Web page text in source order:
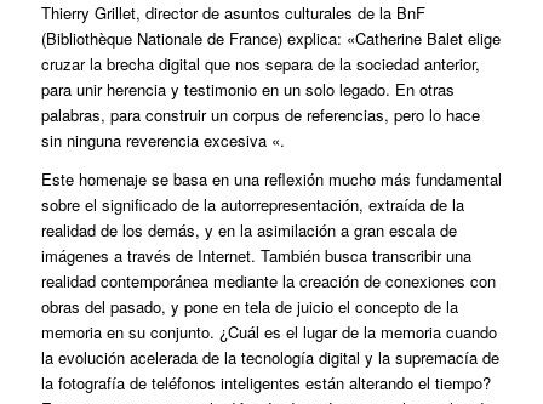
Thierry Grillet, director de asuntos culturales de la BnF
(Bibliothèque Nationale de France) explica: «Catherine Balet elige
cruzar la brecha digital que nos separa de la sociedad anterior,
para unir herencia y testimonio en un solo legado. En otras
palabras, para construir un corpus de referencias, pero lo hace
sin ninguna reverencia excesiva «.
Este homenaje se basa en una reflexión mucho más fundamental
sobre el significado de la autorrepresentación, extraída de la
realidad de los demás, y en la asimilación a gran escala de
imágenes a través de Internet. También busca transcribir una
realidad contemporánea mediante la creación de conexiones con
obras del pasado, y pone en tela de juicio el concepto de la
memoria en su conjunto. ¿Cuál es el lugar de la memoria cuando
la evolución acelerada de la tecnología digital y la supremacía de
la fotografía de teléfonos inteligentes están alterando el tiempo?